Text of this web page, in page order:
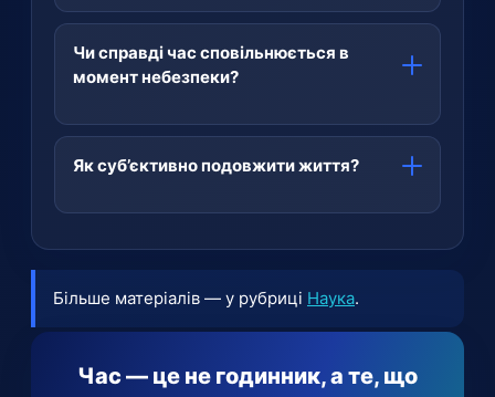
Бо мозок вимірює час кількістю нових
вражень, а не секундами. У дитинстві все
нове, тож час розтягується; у дорослому
створює спогадів, і роки «стискаються».
Чи справді час сповільнюється в
момент небезпеки?
Ні, це ілюзія пам’яті. Реальна швидкість
сприйняття не зростає — просто мозок під
Згадуючи цей насичений момент, ми
Як суб’єктивно подовжити життя?
враженнями, складними й несподіваними
більше нового обробляє мозок, тим
«довшим» суб’єктивно стає прожитий час.
Більше матеріалів — у рубриці Наука.
Час — це не годинник, а те, що